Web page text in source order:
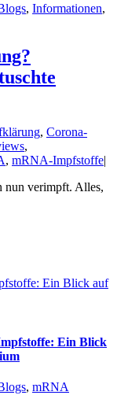
, Informationen,
, Corona-
,
, mRNA-Impfstoffe|
nun verimpft. Alles,
Ein Blick auf
Ein Blick
, mRNA